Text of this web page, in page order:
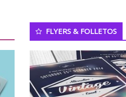
FLYERS & FOLLETOS